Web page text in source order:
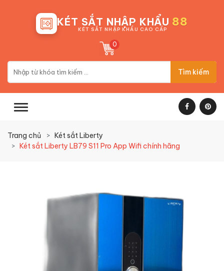
KÉT SẮT NHẬP KHẨU 88
KÉT SẮT NHẬP KHẨU CAO CẤP
0
Tìm kiếm
Trang chủ
Két sắt Liberty
Két sắt Liberty LB79 S11 Pro App Wifi chính hãng